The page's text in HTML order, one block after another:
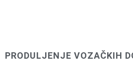
PRODULJENJE VOZAČKIH